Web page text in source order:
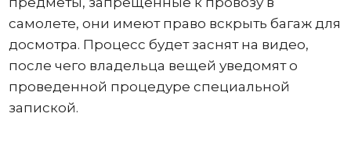
самолете, они имеют право вскрыть багаж для
досмотра. Процесс будет заснят на видео,
после чего владельца вещей уведомят о
проведенной процедуре специальной
запиской.